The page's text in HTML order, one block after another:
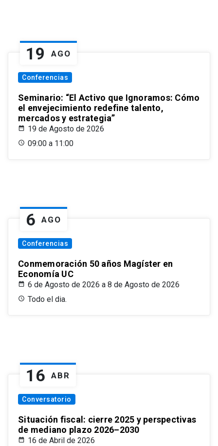
19 AGO
Conferencias
Seminario: “El Activo que Ignoramos: Cómo
el envejecimiento redefine talento,
mercados y estrategia”
19 de Agosto de 2026
09:00 a 11:00
6 AGO
Conferencias
Conmemoración 50 años Magíster en
Economía UC
6 de Agosto de 2026 a 8 de Agosto de 2026
Todo el dia.
16 ABR
Conversatorio
Situación fiscal: cierre 2025 y perspectivas
de mediano plazo 2026–2030
16 de Abril de 2026